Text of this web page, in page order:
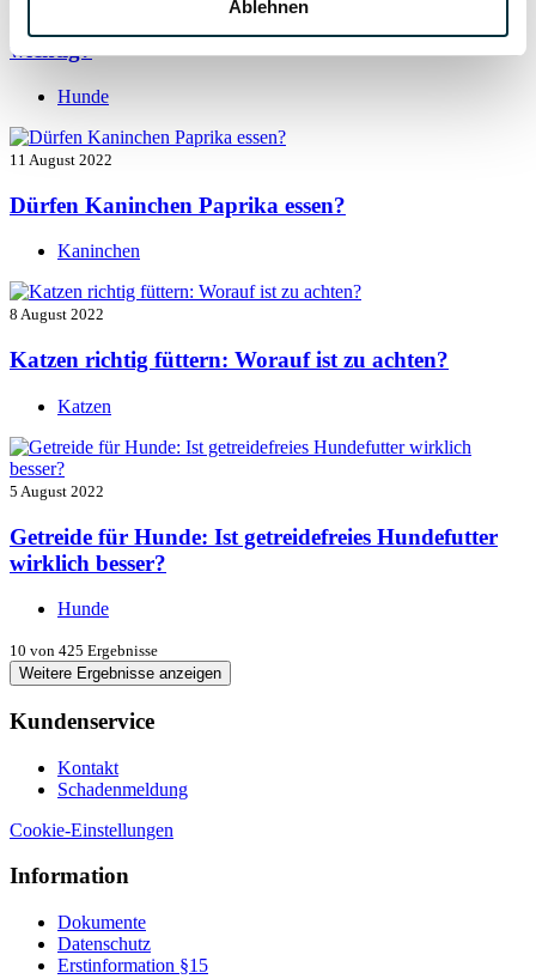
Ablehnen
wichtig?
Hunde
11 August 2022
Dürfen Kaninchen Paprika essen?
Kaninchen
8 August 2022
Katzen richtig füttern: Worauf ist zu achten?
Katzen
5 August 2022
Getreide für Hunde: Ist getreidefreies Hundefutter
wirklich besser?
Hunde
10 von 425 Ergebnisse
Weitere Ergebnisse anzeigen
Kundenservice
Kontakt
Schadenmeldung
Cookie-Einstellungen
Information
Dokumente
Datenschutz
Erstinformation §15